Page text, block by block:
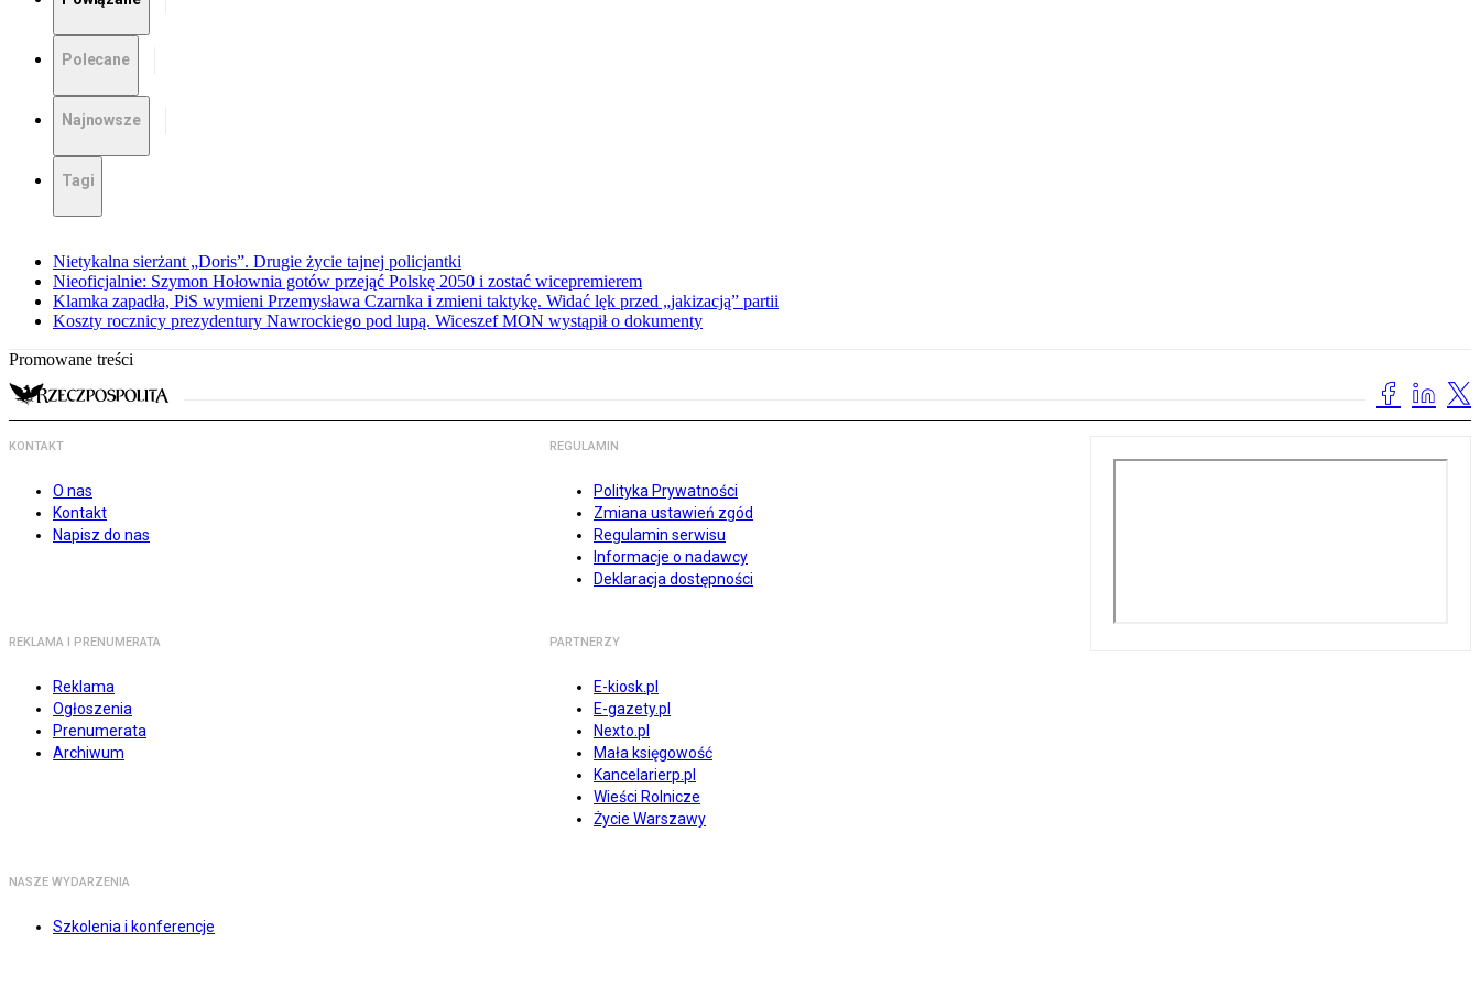
Polecane
Najnowsze
Tagi
Nietykalna sierżant „Doris”. Drugie życie tajnej policjantki
Nieoficjalnie: Szymon Hołownia gotów przejąć Polskę 2050 i zostać wicepremierem
Klamka zapadła, PiS wymieni Przemysława Czarnka i zmieni taktykę. Widać lęk przed „jakizacją” partii
Koszty rocznicy prezydentury Nawrockiego pod lupą. Wiceszef MON wystąpił o dokumenty
Promowane treści
KONTAKT
O nas
Kontakt
Napisz do nas
REGULAMIN
Polityka Prywatności
Zmiana ustawień zgód
Regulamin serwisu
Informacje o nadawcy
Deklaracja dostępności
REKLAMA I PRENUMERATA
Reklama
Ogłoszenia
Prenumerata
Archiwum
PARTNERZY
E-kiosk.pl
E-gazety.pl
Nexto.pl
Mała księgowość
Kancelarierp.pl
Wieści Rolnicze
Życie Warszawy
NASZE WYDARZENIA
Szkolenia i konferencje